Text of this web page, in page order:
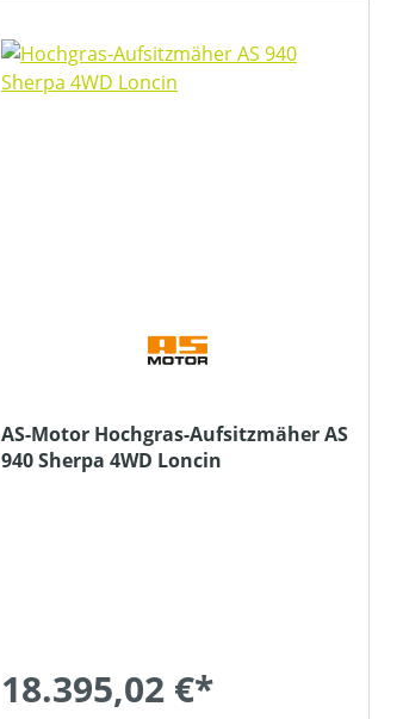
AS-Motor Hochgras-Aufsitzmäher AS
940 Sherpa 4WD Loncin
18.395,02 €*